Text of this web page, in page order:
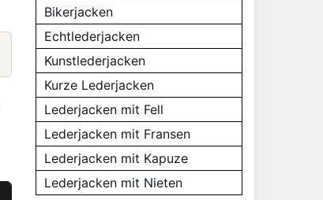
Bikerjacken
Echtlederjacken
Kunstlederjacken
Kurze Lederjacken
Lederjacken mit Fell
Lederjacken mit Fransen
Lederjacken mit Kapuze
Lederjacken mit Nieten